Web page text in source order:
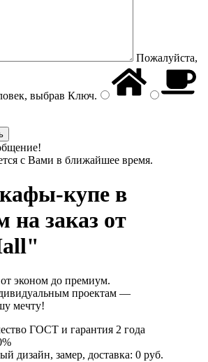
Пожалуйста,
выбрав Ключ.
с Вами в ближайшее время.
купе в
на заказ от
эконом до премиум.
проектам —
мечту!
ГОСТ и гарантия 2 года
дизайн, замер, доставка: 0 руб.